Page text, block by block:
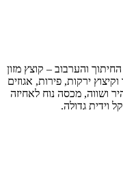
והערבוב – קוצץ מזון
ירקות, פירות, אגוזים
ושווה, מכסה נוח לאחיזה
וידית גדולה.